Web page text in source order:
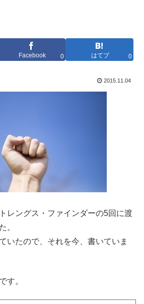
Facebook 0 はてブ 0
2015.11.04
レングス・ファインダーの5回に渡
。
いたので、それを今、書いていま
す。